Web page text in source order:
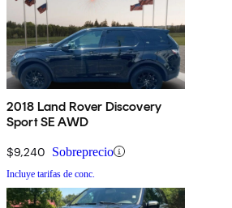
2018 Land Rover Discovery
Sport SE AWD
$9,240 Sobreprecio
Incluye tarifas de conc.